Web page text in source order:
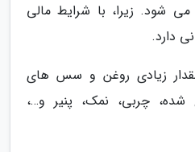
شود. زیرا، با شرایط مالی
دارد.
مقدار زیادی روغن و سس های
چربی، نمک، پنیر و…،